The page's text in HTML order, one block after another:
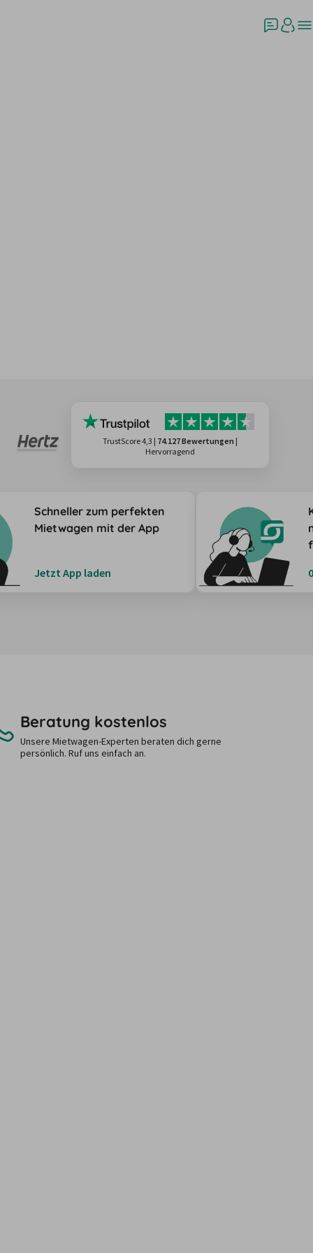
TrustScore 4,3 | 74.127 Bewertungen |
Hervorragend
Schneller zum perfekten
Mietwagen mit der App
Jetzt App laden
Beratung kostenlos
Unsere Mietwagen-Experten beraten dich gerne
persönlich. Ruf uns einfach an.